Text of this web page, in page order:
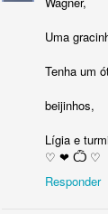
Uma
Tenha um
beijinhos,
Lígia e
♡ ❤ Ѽ ♡
Responder